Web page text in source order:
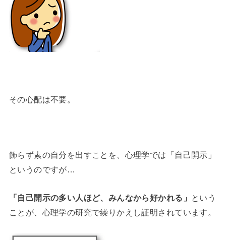
その心配は不要。
飾らず素の自分を出すことを、心理学では「自己開示」
というのですが…
「自己開示の多い人ほど、みんなから好かれる」
という
ことが、心理学の研究で繰りかえし証明されています。